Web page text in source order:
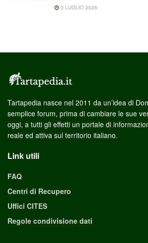
3 LUGLIO 2026
Tartapedia nasce nel 2011 da un’idea di
semplice forum, prima di cambiare le sue
oggi, a tutti gli effetti un portale di
reale ed attiva sul territorio italiano.
Link utili
FAQ
Centri di Recupero
Uffici CITES
Regole condivisione dati